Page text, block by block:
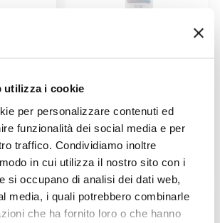
utilizza i cookie
per personalizzare contenuti ed
funzionalità dei social media e per
traffico. Condividiamo inoltre
in cui utilizza il nostro sito con i
si occupano di analisi dei dati web,
media, i quali potrebbero combinarle
che ha fornito loro o che hanno
Prodotto da: A Vita
21,00 €